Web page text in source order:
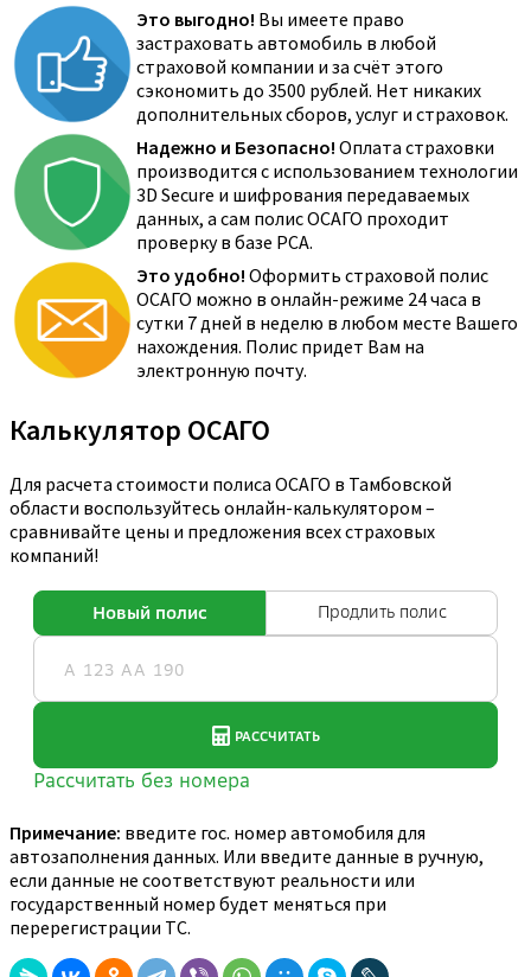
Это выгодно! Вы имеете право
застраховать автомобиль в любой
страховой компании и за счёт этого
сэкономить до 3500 рублей. Нет никаких
дополнительных сборов, услуг и страховок.
Надежно и Безопасно! Оплата страховки
производится с использованием технологии
3D Secure и шифрования передаваемых
данных, а сам полис ОСАГО проходит
проверку в базе РСА.
Это удобно! Оформить страховой полис
ОСАГО можно в онлайн-режиме 24 часа в
сутки 7 дней в неделю в любом месте Вашего
нахождения. Полис придет Вам на
электронную почту.
Калькулятор ОСАГО
Для расчета стоимости полиса ОСАГО в Тамбовской
области воспользуйтесь онлайн-калькулятором –
сравнивайте цены и предложения всех страховых
компаний!
Примечание: введите гос. номер автомобиля для
автозаполнения данных. Или введите данные в ручную,
если данные не соответствуют реальности или
государственный номер будет меняться при
перерегистрации ТС.